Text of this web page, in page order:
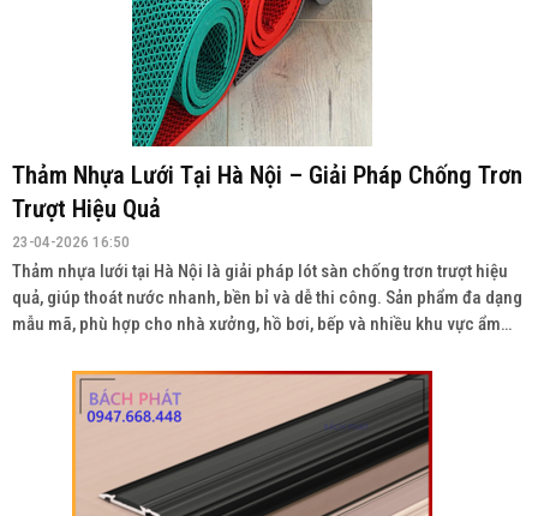
Thảm Nhựa Lưới Tại Hà Nội – Giải Pháp Chống Trơn
Trượt Hiệu Quả
23-04-2026 16:50
Thảm nhựa lưới tại Hà Nội là giải pháp lót sàn chống trơn trượt hiệu
quả, giúp thoát nước nhanh, bền bỉ và dễ thi công. Sản phẩm đa dạng
mẫu mã, phù hợp cho nhà xưởng, hồ bơi, bếp và nhiều khu vực ẩm